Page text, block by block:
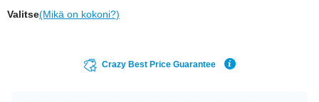
Valitse(Mikä on kokoni?)
Crazy Best Price Guarantee